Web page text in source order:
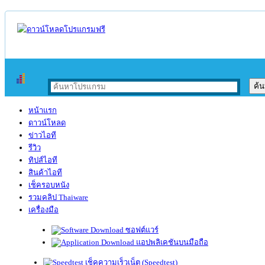
หน้าแรก
ดาวน์โหลด
ข่าวไอที
รีวิว
ทิปส์ไอที
สินค้าไอที
เช็ครอบหนัง
รวมคลิป Thaiware
เครื่องมือ
ซอฟต์แวร์
แอปพลิเคชันบนมือถือ
เช็คความเร็วเน็ต (Speedtest)